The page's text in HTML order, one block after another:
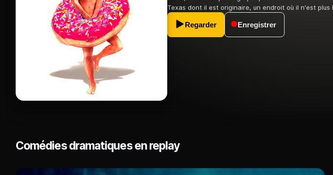
Texas dont il est originaire, un endroit où il n'est plus
Regarder Enregistrer
Comédies dramatiques en replay